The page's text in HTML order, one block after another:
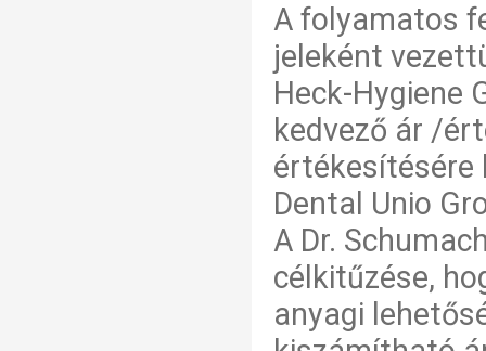
A folyamatos
jeleként
Heck-Hygiene
kedvező ár /
Dental Unio
A Dr.
célkitűzése,
anyagi